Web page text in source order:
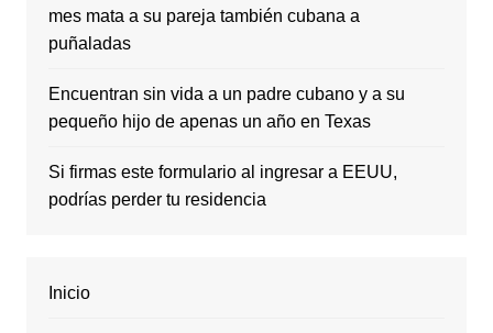
mes mata a su pareja también cubana a
puñaladas
Encuentran sin vida a un padre cubano y a su
pequeño hijo de apenas un año en Texas
Si firmas este formulario al ingresar a EEUU,
podrías perder tu residencia
Inicio